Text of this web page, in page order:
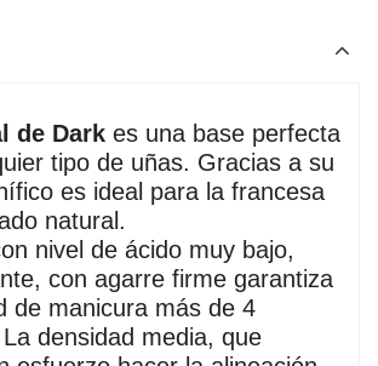
de Dark es una base perfecta
tipo de uñas. Gracias a su
es ideal para la francesa
natural.
nivel de ácido muy bajo,
con agarre firme garantiza
de manicura más de 4
densidad media, que